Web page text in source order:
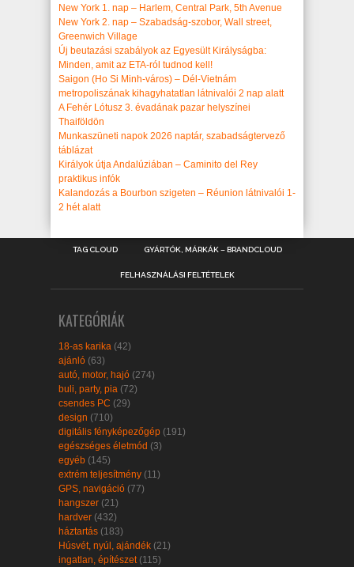
New York 1. nap – Harlem, Central Park, 5th Avenue
New York 2. nap – Szabadság-szobor, Wall street,
Greenwich Village
Új beutazási szabályok az Egyesült Királyságba:
Minden, amit az ETA-ról tudnod kell!
Saigon (Ho Si Minh-város) – Dél-Vietnám
metropoliszának kihagyhatatlan látnivalói 2 nap alatt
A Fehér Lótusz 3. évadának pazar helyszínei
Thaiföldön
Munkaszüneti napok 2026 naptár, szabadságtervező
táblázat
Királyok útja Andalúziában – Caminito del Rey
praktikus infók
Kalandozás a Bourbon szigeten – Réunion látnivalói 1-
2 hét alatt
TAG CLOUD GYÁRTÓK, MÁRKÁK – BRANDCLOUD
FELHASZNÁLÁSI FELTÉTELEK
KATEGÓRIÁK
18-as karika (42)
ajánló (63)
autó, motor, hajó (274)
buli, party, pia (72)
csendes PC (29)
design (710)
digitális fényképezőgép (191)
egészséges életmód (3)
egyéb (145)
extrém teljesítmény (11)
GPS, navigáció (77)
hangszer (21)
hardver (432)
háztartás (183)
Húsvét, nyúl, ajándék (21)
ingatlan, építészet (115)